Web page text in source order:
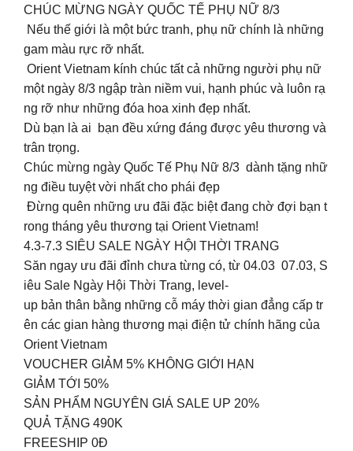
CHÚC MỪNG NGÀY QUỐC TẾ PHỤ NỮ 8/3
Nếu thế giới là một bức tranh, phụ nữ chính là những
gam màu rực rỡ nhất.
Orient Vietnam kính chúc tất cả những người phụ nữ
một ngày 8/3 ngập tràn niềm vui, hạnh phúc và luôn rạ
ng rỡ như những đóa hoa xinh đẹp nhất.
Dù bạn là ai bạn đều xứng đáng được yêu thương và
trân trọng.
Chúc mừng ngày Quốc Tế Phụ Nữ 8/3 dành tặng nhữ
ng điều tuyệt vời nhất cho phái đẹp
Đừng quên những ưu đãi đặc biệt đang chờ đợi bạn t
rong tháng yêu thương tại Orient Vietnam!
4.3-7.3 SIÊU SALE NGÀY HỘI THỜI TRANG
Săn ngay ưu đãi đỉnh chưa từng có, từ 04.03 07.03, S
iêu Sale Ngày Hội Thời Trang, level-
up bản thân bằng những cỗ máy thời gian đẳng cấp tr
ên các gian hàng thương mại điện tử chính hãng của
Orient Vietnam
VOUCHER GIẢM 5% KHÔNG GIỚI HẠN
GIẢM TỚI 50%
SẢN PHẨM NGUYÊN GIÁ SALE UP 20%
QUẢ TẶNG 490K
FREESHIP 0Đ